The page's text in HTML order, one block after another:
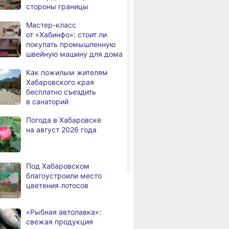
ВИТРИНА
Всемирный день кошек
В сёлах Хабаровского края
создают новые
пространства
площадки станут частью
обновлённого сквера
в Хабаровске
заканчивают ремонт дороги
Переяславка — Аргунское
переедут в новые квартиры
в 2026 году
лучших представителей
строительной отрасли
стороны границы
Мастер-класс
от «Хабинфо»: стоит ли
покупать промышленную
швейную машину для дома
Как пожилым жителям
Хабаровского края
бесплатно съездить
в санаторий
Погода в Хабаровске
на август 2026 года
Под Хабаровском
благоустроили место
цветения лотосов
«Рыбная автолавка»:
свежая продукция